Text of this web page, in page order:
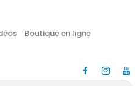
Boutique en ligne
en ligne